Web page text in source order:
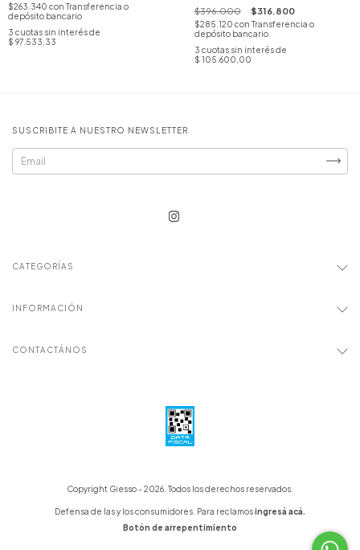
$263.340 con Transferencia o
depósito bancario
3 cuotas sin interés de
$ 97.533,33
$396.000 $316.800
$285.120 con Transferencia o
depósito bancario
3 cuotas sin interés de
$ 105.600,00
SUSCRIBITE A NUESTRO NEWSLETTER
CATEGORÍAS
INFORMACIÓN
CONTACTÁNOS
Copyright Giesso - 2026. Todos los derechos reservados.
Defensa de las y los consumidores. Para reclamosingresá acá.
Botón de arrepentimiento